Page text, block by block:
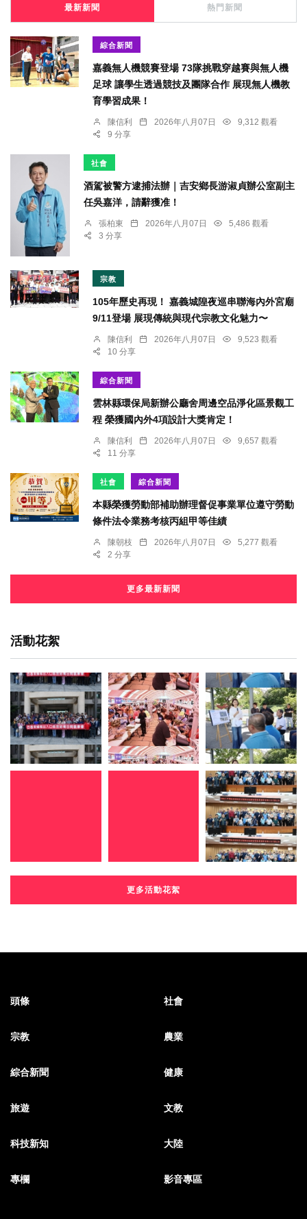
最新新聞 熱門新聞
綜合新聞
嘉義無人機競賽登場 73隊挑戰穿越賽與無人機
足球 讓學生透過競技及團隊合作 展現無人機教
育學習成果！
陳信利 2026年八月07日
9,312 觀看
9 分享
社會
酒駕被警方逮捕法辦｜吉安鄉長游淑貞辦公室副主
任吳嘉洋，請辭獲准！
張柏東 2026年八月07日
5,486 觀看
3 分享
宗教
105年歷史再現！ 嘉義城隍夜巡串聯海內外宮廟
9/11登場 展現傳統與現代宗教文化魅力〜
陳信利 2026年八月07日
9,523 觀看
10 分享
綜合新聞
雲林縣環保局新辦公廳舍周邊空品淨化區景觀工
程 榮獲國內外4項設計大獎肯定！
陳信利 2026年八月07日
9,657 觀看
11 分享
社會 綜合新聞
本縣榮獲勞動部補助辦理督促事業單位遵守勞動
條件法令業務考核丙組甲等佳績
陳朝枝 2026年八月07日
5,277 觀看
2 分享
更多最新新聞
活動花絮
更多活動花絮
頭條 社會
宗教 農業
綜合新聞 健康
旅遊 文教
科技新知 大陸
專欄 影音專區